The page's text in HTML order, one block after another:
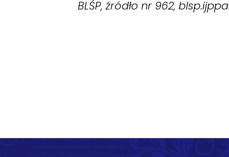
BLŚP, źródło nr 962,